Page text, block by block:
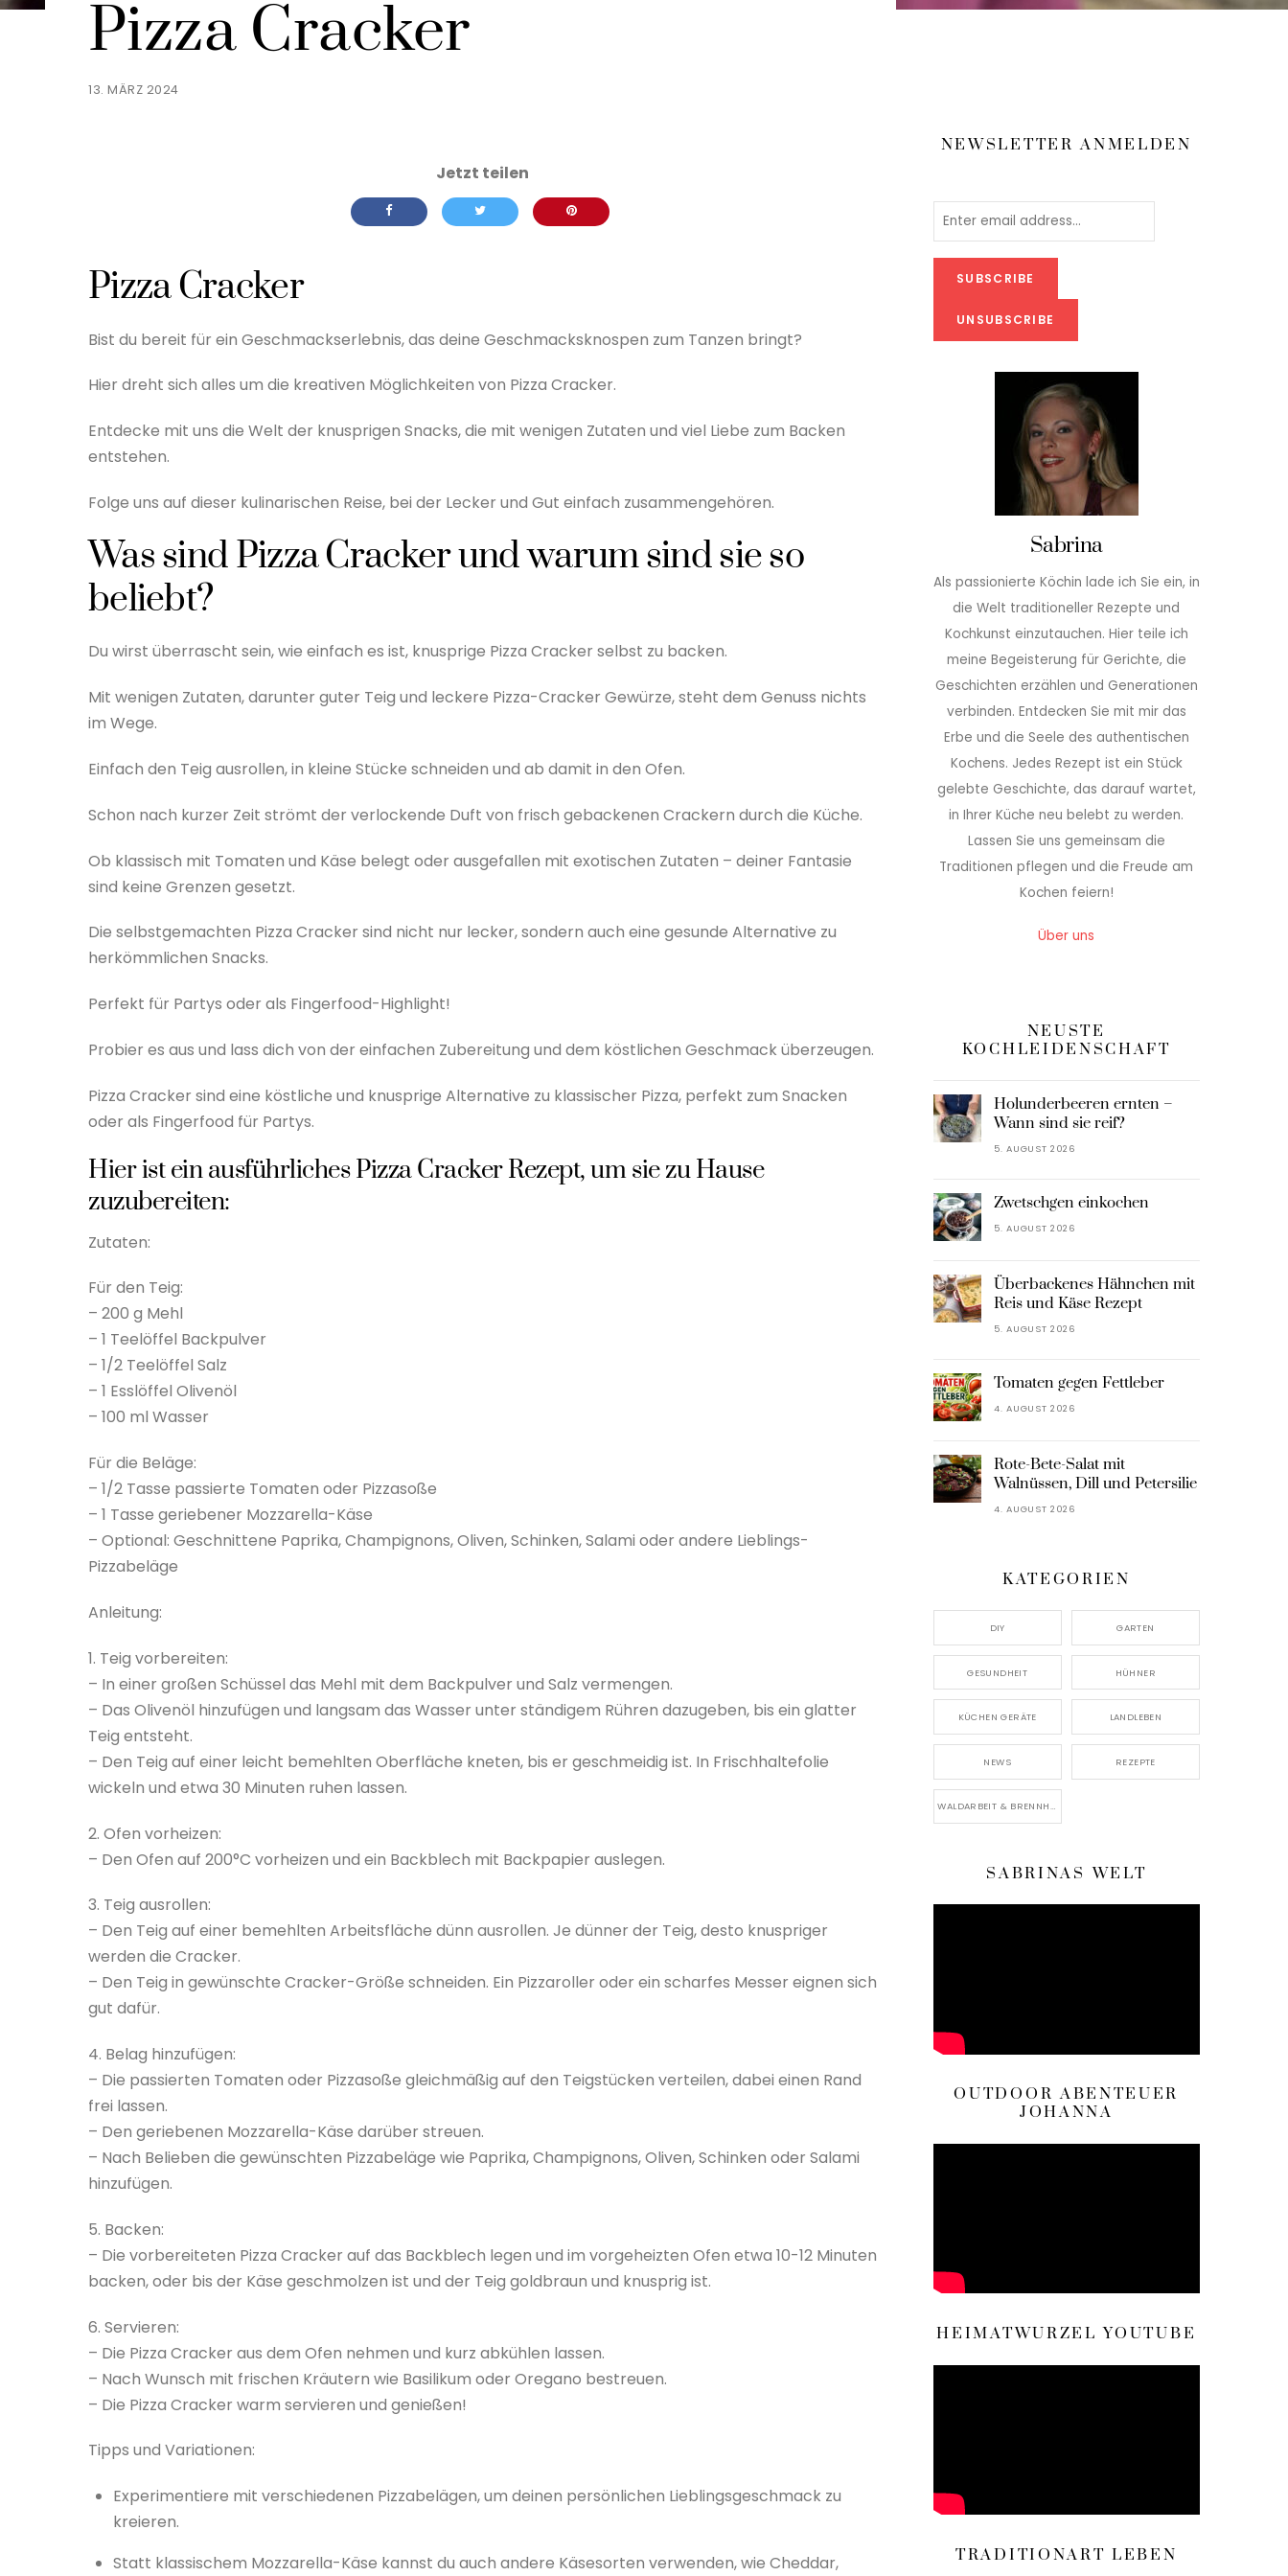
13. MÄRZ 2024
Pizza Cracker
Pizza Cracker
Bist du bereit für ein Geschmackserlebnis, das deine Geschmacksknospen zum Tanzen bringt?
Hier dreht sich alles um die kreativen Möglichkeiten von Pizza Cracker.
Entdecke mit uns die Welt der knusprigen Snacks, die mit wenigen Zutaten und viel Liebe zum Backen
entstehen.
Folge uns auf dieser kulinarischen Reise, bei der Lecker und Gut einfach zusammengehören.
Was sind Pizza Cracker und warum sind sie so
beliebt?
Du wirst überrascht sein, wie einfach es ist, knusprige Pizza Cracker selbst zu backen.
Mit wenigen Zutaten, darunter guter Teig und leckere Pizza-Cracker Gewürze, steht dem Genuss nichts
im Wege.
Einfach den Teig ausrollen, in kleine Stücke schneiden und ab damit in den Ofen.
Schon nach kurzer Zeit strömt der verlockende Duft von frisch gebackenen Crackern durch die Küche.
Ob klassisch mit Tomaten und Käse belegt oder ausgefallen mit exotischen Zutaten – deiner Fantasie
sind keine Grenzen gesetzt.
Die selbstgemachten Pizza Cracker sind nicht nur lecker, sondern auch eine gesunde Alternative zu
herkömmlichen Snacks.
Perfekt für Partys oder als Fingerfood-Highlight!
Probier es aus und lass dich von der einfachen Zubereitung und dem köstlichen Geschmack überzeugen.
Pizza Cracker sind eine köstliche und knusprige Alternative zu klassischer Pizza, perfekt zum Snacken
oder als Fingerfood für Partys.
Hier ist ein ausführliches Pizza Cracker Rezept, um sie zu Hause
zuzubereiten:
Zutaten:
Für den Teig:
– 200 g Mehl
– 1 Teelöffel Backpulver
– 1/2 Teelöffel Salz
– 1 Esslöffel Olivenöl
– 100 ml Wasser
Für die Beläge:
– 1/2 Tasse passierte Tomaten oder Pizzasoße
– 1 Tasse geriebener Mozzarella-Käse
– Optional: Geschnittene Paprika, Champignons, Oliven, Schinken, Salami oder andere Lieblings-
Pizzabeläge
Anleitung:
1. Teig vorbereiten:
– In einer großen Schüssel das Mehl mit dem Backpulver und Salz vermengen.
– Das Olivenöl hinzufügen und langsam das Wasser unter ständigem Rühren dazugeben, bis ein glatter
Teig entsteht.
– Den Teig auf einer leicht bemehlten Oberfläche kneten, bis er geschmeidig ist. In Frischhaltefolie
wickeln und etwa 30 Minuten ruhen lassen.
2. Ofen vorheizen:
– Den Ofen auf 200°C vorheizen und ein Backblech mit Backpapier auslegen.
3. Teig ausrollen:
– Den Teig auf einer bemehlten Arbeitsfläche dünn ausrollen. Je dünner der Teig, desto knuspriger
werden die Cracker.
– Den Teig in gewünschte Cracker-Größe schneiden. Ein Pizzaroller oder ein scharfes Messer eignen sich
gut dafür.
4. Belag hinzufügen:
– Die passierten Tomaten oder Pizzasoße gleichmäßig auf den Teigstücken verteilen, dabei einen Rand
frei lassen.
– Den geriebenen Mozzarella-Käse darüber streuen.
– Nach Belieben die gewünschten Pizzabeläge wie Paprika, Champignons, Oliven, Schinken oder Salami
hinzufügen.
5. Backen:
– Die vorbereiteten Pizza Cracker auf das Backblech legen und im vorgeheizten Ofen etwa 10-12 Minuten
backen, oder bis der Käse geschmolzen ist und der Teig goldbraun und knusprig ist.
6. Servieren:
– Die Pizza Cracker aus dem Ofen nehmen und kurz abkühlen lassen.
– Nach Wunsch mit frischen Kräutern wie Basilikum oder Oregano bestreuen.
– Die Pizza Cracker warm servieren und genießen!
Tipps und Variationen:
Experimentiere mit verschiedenen Pizzabelägen, um deinen persönlichen Lieblingsgeschmack zu
kreieren.
Statt klassischem Mozzarella-Käse kannst du auch andere Käsesorten verwenden, wie Cheddar,
NEWSLETTER ANMELDEN
Sabrina
Als passionierte Köchin lade ich Sie ein, in
die Welt traditioneller Rezepte und
Kochkunst einzutauchen. Hier teile ich
meine Begeisterung für Gerichte, die
Geschichten erzählen und Generationen
verbinden. Entdecken Sie mit mir das
Erbe und die Seele des authentischen
Kochens. Jedes Rezept ist ein Stück
gelebte Geschichte, das darauf wartet,
in Ihrer Küche neu belebt zu werden.
Lassen Sie uns gemeinsam die
Traditionen pflegen und die Freude am
Kochen feiern!
Über uns
NEUSTE
KOCHLEIDENSCHAFT
Holunderbeeren ernten –
Wann sind sie reif?
5. AUGUST 2026
Zwetschgen einkochen
5. AUGUST 2026
Überbackenes Hähnchen mit
Reis und Käse Rezept
5. AUGUST 2026
Tomaten gegen Fettleber
4. AUGUST 2026
Rote-Bete-Salat mit
Walnüssen, Dill und Petersilie
4. AUGUST 2026
KATEGORIEN
DIY GARTEN
GESUNDHEIT HÜHNER
KÜCHEN GERÄTE LANDLEBEN
NEWS REZEPTE
WALDARBEIT & BRENNHOLZ
SABRINAS WELT
OUTDOOR ABENTEUER
JOHANNA
HEIMATWURZEL YOUTUBE
TRADITIONART LEBEN